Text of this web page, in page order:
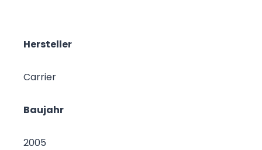
Hersteller
Carrier
Baujahr
2005